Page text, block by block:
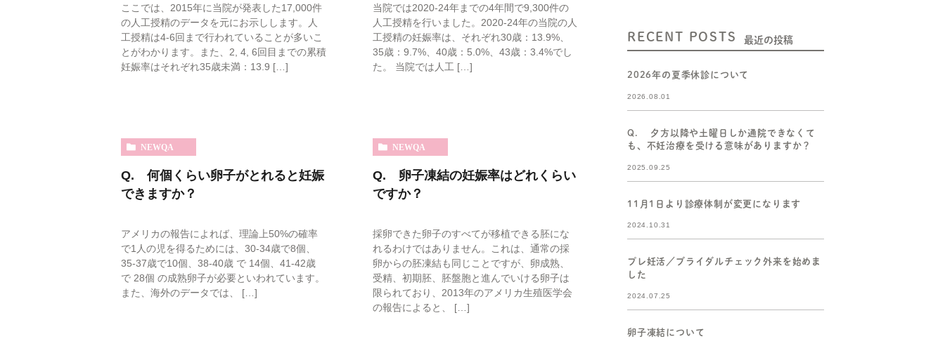
ここでは、2015年に当院が発表した17,000件
の人工授精のデータを元にお示しします。人
工授精は4-6回まで行われていることが多いこ
とがわかります。また、2, 4, 6回目までの累積
妊娠率はそれぞれ35歳未満：13.9 […]
当院では2020-24年までの4年間で9,300件の
人工授精を行いました。2020-24年の当院の人
工授精の妊娠率は、それぞれ30歳：13.9%、
35歳：9.7%、40歳：5.0%、43歳：3.4%でし
た。 当院では人工 […]
NEWQA
Q. 何個くらい卵子がとれると妊娠
できますか？
アメリカの報告によれば、理論上50%の確率
で1人の児を得るためには、30-34歳で8個、
35-37歳で10個、38-40歳 で 14個、41-42歳
で 28個 の成熟卵子が必要といわれています。
また、海外のデータでは、 […]
NEWQA
Q. 卵子凍結の妊娠率はどれくらい
ですか？
採卵できた卵子のすべてが移植できる胚にな
れるわけではありません。これは、通常の採
卵からの胚凍結も同じことですが、卵成熟、
受精、初期胚、胚盤胞と進んでいける卵子は
限られており、2013年のアメリカ生殖医学会
の報告によると、 […]
RECENT POSTS 最近の投稿
2026年の夏季休診について
2026.08.01
Q. 夕方以降や土曜日しか通院できなくて
も、不妊治療を受ける意味がありますか？
2025.09.25
11月1日より診療体制が変更になります
2024.10.31
プレ妊活／ブライダルチェック外来を始めま
した
2024.07.25
卵子凍結について